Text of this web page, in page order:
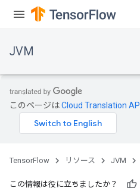
JVM
このページはCloud Translation API
TensorFlow リソース JVM
この情報は役に立ちましたか？